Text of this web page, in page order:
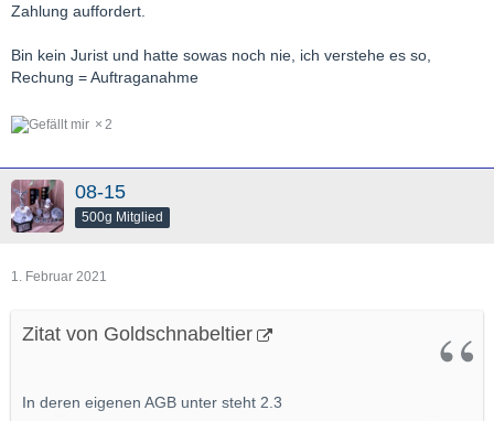
Zahlung auffordert.
Bin kein Jurist und hatte sowas noch nie, ich verstehe es so,
Rechung = Auftraganahme
2
08-15
500g Mitglied
1. Februar 2021
Zitat von Goldschnabeltier
In deren eigenen AGB unter steht 2.3